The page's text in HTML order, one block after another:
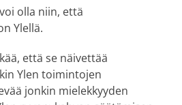
olla niin, että
Ylellä.
että se näivettää
Ylen toimintojen
jonkin mielekkyyden